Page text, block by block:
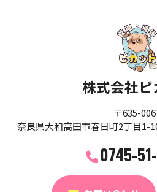
株式会社ピ
〒635-
奈良県大和高田市春日町2丁目1-
0745-